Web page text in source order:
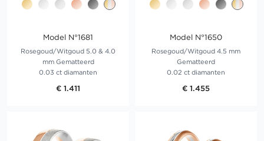
Model N°1681
Rosegoud/Witgoud 5.0 & 4.0
mm Gematteerd
0.03 ct diamanten
€ 1.411
Model N°1650
Rosegoud/Witgoud 4.5 mm
Gematteerd
0.02 ct diamanten
€ 1.455